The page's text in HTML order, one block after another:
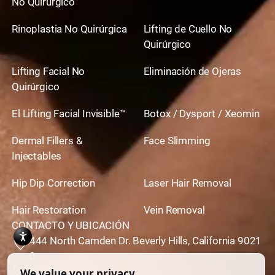
esperar, someterse a una cirugía secundaria será
una opción más costosa, pero podría ser la única
opción real. Deberá consultar con la persona que
realizó su abdominoplastia original para ver qué
opción podría funcionar mejor para usted. Es
posible que el cirujano que realizó su
abdominoplastia no se sienta calificado para
realizar la revisión de cicatriz de abdominoplastia,
por lo que podría referirlo. Pero comenzar su
evaluación con una visita de seguimiento a su
cirujano de abdominoplastia tiene mucho sentido.
Rinoplastia No Quirúrgica
Lifting de Cuello No
Quirúrgico
Lifting Facial No
Quirúrgico
Eliminación de Ojeras
El Lifting Facial Invisible™ Botox / Dysport / Xeomin
Dermal Fillers &
Injectables
Face Slimming
Hip Dip Correction Laser Hair Removal
Hair Restoration
Vein Removal
CONTACTO Y UBICACIÓN
444 North Camden Dr. Beverly Hills, California 9021
0
310,651,6267